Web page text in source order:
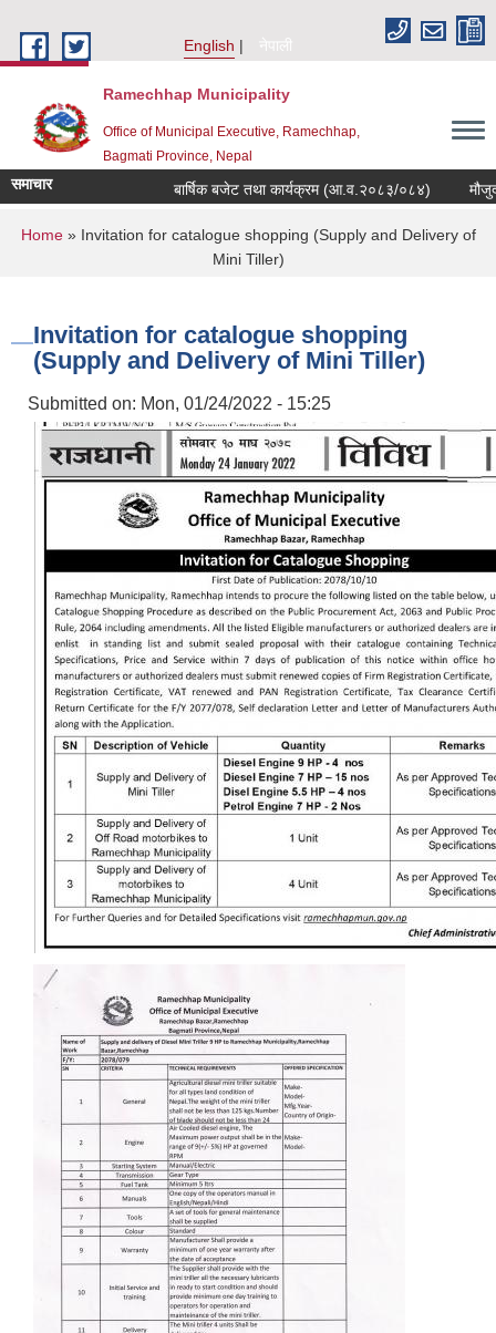
English
नेपाली
Ramechhap Municipality
Office of Municipal Executive, Ramechhap,
Bagmati Province, Nepal
समाचार बार्षिक बजेट तथा कार्यक्रम (आ.व.२०८३/०८४) मौजुदा सूची
You are here
Home» Invitation for catalogue shopping (Supply and Delivery of
Mini Tiller)
Invitation for catalogue shopping
(Supply and Delivery of Mini Tiller)
Submitted on: Mon, 01/24/2022 - 15:25